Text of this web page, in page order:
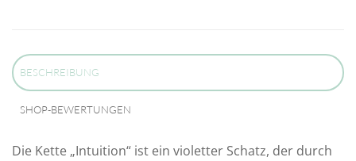
BESCHREIBUNG
SHOP-BEWERTUNGEN
Die Kette „Intuition“ ist ein violetter Schatz, der durch